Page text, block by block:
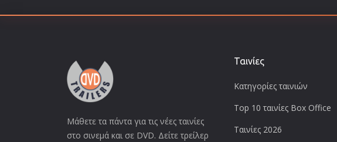
Μάθετε τα πάντα για τις νέες ταινίες
στο σινεμά και σε DVD. Δείτε τρείλερ
Ταινίες
Κατηγορίες ταινιών
Top 10 ταινίες Box Office
Ταινίες 2026